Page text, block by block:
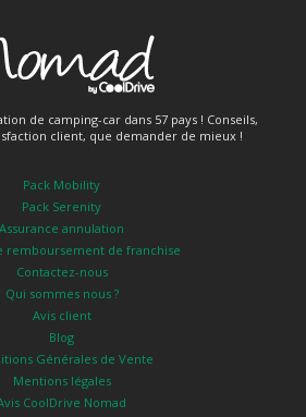
de camping-car dans 57 pays ! Conseils,
client, que demander de mieux !
Pack Mobility
Pack Serenity
Assurance annulation
remboursement de franchise
Contactez-nous
Qui sommes nous ?
Avis client
Blog
Générales de Vente
Mentions légales
CoolDrive Nomad